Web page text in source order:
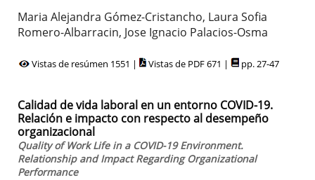
Maria Alejandra Gómez-Cristancho, Laura Sofia
Romero-Albarracin, Jose Ignacio Palacios-Osma
Vistas de resúmen 1551 | Vistas de PDF 671 | pp. 27-47
Calidad de vida laboral en un entorno COVID-19.
Relación e impacto con respecto al desempeño
organizacional
Quality of Work Life in a COVID-19 Environment.
Relationship and Impact Regarding Organizational
Performance